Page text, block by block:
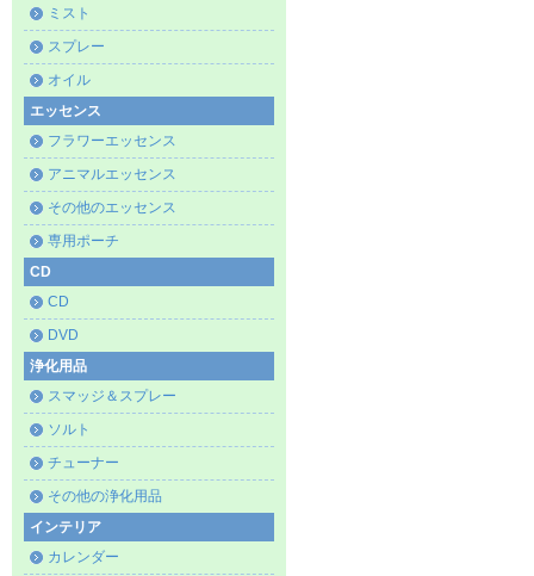
ミスト
スプレー
オイル
エッセンス
フラワーエッセンス
アニマルエッセンス
その他のエッセンス
専用ポーチ
CD
CD
DVD
浄化用品
スマッジ＆スプレー
ソルト
チューナー
その他の浄化用品
インテリア
カレンダー